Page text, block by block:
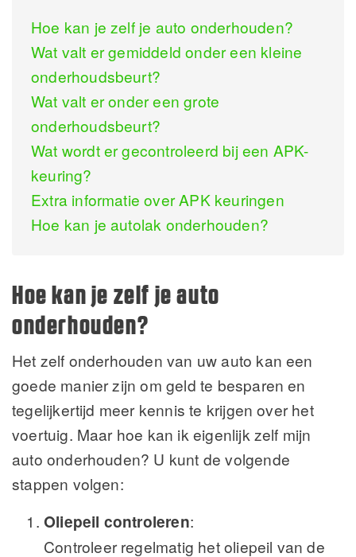
Hoe kan je zelf je auto onderhouden?
Wat valt er gemiddeld onder een kleine
onderhoudsbeurt?
Wat valt er onder een grote
onderhoudsbeurt?
Wat wordt er gecontroleerd bij een APK-
keuring?
Extra informatie over APK keuringen
Hoe kan je autolak onderhouden?
Hoe kan je zelf je auto
onderhouden?
Het zelf onderhouden van uw auto kan een
goede manier zijn om geld te besparen en
tegelijkertijd meer kennis te krijgen over het
voertuig. Maar hoe kan ik eigenlijk zelf mijn
auto onderhouden? U kunt de volgende
stappen volgen:
Oliepeil controleren:
Controleer regelmatig het oliepeil van de